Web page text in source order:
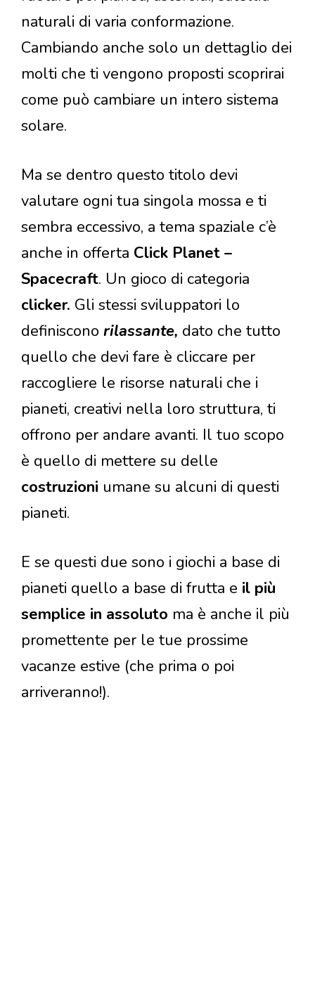
naturali di varia conformazione.
Cambiando anche solo un dettaglio dei
molti che ti vengono proposti scoprirai
come può cambiare un intero sistema
solare.
Ma se dentro questo titolo devi
valutare ogni tua singola mossa e ti
sembra eccessivo, a tema spaziale c’è
anche in offerta Click Planet –
Spacecraft. Un gioco di categoria
clicker. Gli stessi sviluppatori lo
definiscono rilassante, dato che tutto
quello che devi fare è cliccare per
raccogliere le risorse naturali che i
pianeti, creativi nella loro struttura, ti
offrono per andare avanti. Il tuo scopo
è quello di mettere su delle
costruzioni umane su alcuni di questi
pianeti.
E se questi due sono i giochi a base di
pianeti quello a base di frutta e il più
semplice in assoluto ma è anche il più
promettente per le tue prossime
vacanze estive (che prima o poi
arriveranno!).